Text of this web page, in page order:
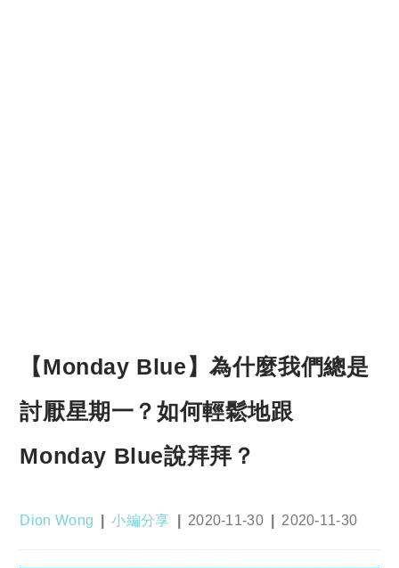
【Monday Blue】為什麼我們總是
討厭星期一？如何輕鬆地跟
Monday Blue說拜拜？
Post
Dion Wong
Post
小編分享
Post
2020-11-30
Post
2020-11-30